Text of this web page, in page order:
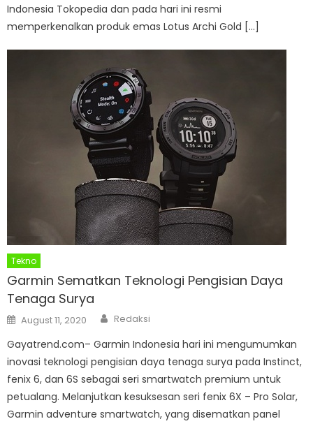
Indonesia Tokopedia dan pada hari ini resmi
memperkenalkan produk emas Lotus Archi Gold […]
Tekno
Garmin Sematkan Teknologi Pengisian Daya
Tenaga Surya
Posted
on
August 11, 2020 Author
Redaksi
Gayatrend.com– Garmin Indonesia hari ini mengumumkan
inovasi teknologi pengisian daya tenaga surya pada Instinct,
fenix 6, dan 6S sebagai seri smartwatch premium untuk
petualang. Melanjutkan kesuksesan seri fenix 6X – Pro Solar,
Garmin adventure smartwatch, yang disematkan panel